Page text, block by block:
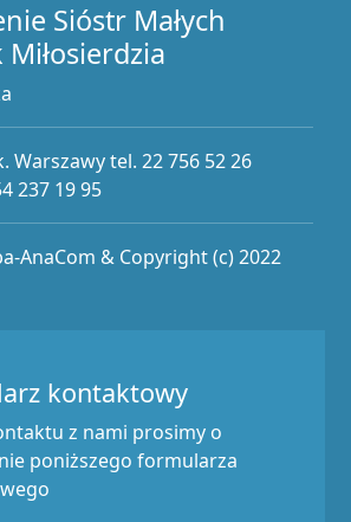
Sióstr Małych
Warszawy tel. 22 756 52 26
237 19 95
AnaCom & Copyright (c) 2022
kontaktowy
z nami prosimy o
poniższego formularza